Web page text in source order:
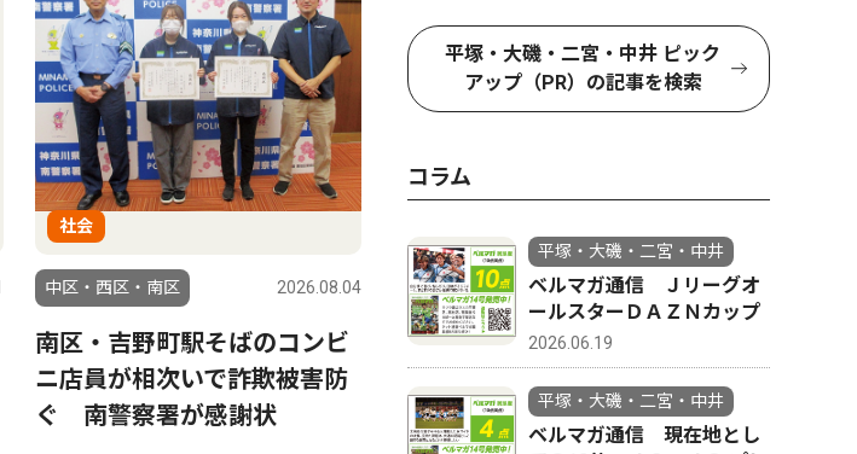
社会
中区・西区・南区 2026.08.04
南区・吉野町駅そばのコンビ
ニ店員が相次いで詐欺被害防
ぐ 南警察署が感謝状
平塚・大磯・二宮・中井 ピック
アップ（PR）の記事を検索
コラム
平塚・大磯・二宮・中井
ベルマガ通信 Ｊリーグオ
ールスターＤＡＺＮカップ
2026.06.19
平塚・大磯・二宮・中井
ベルマガ通信 現在地とし